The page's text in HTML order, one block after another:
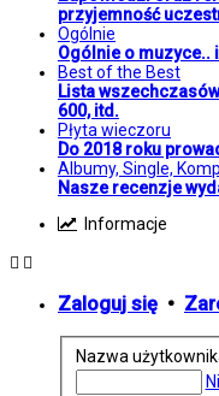
przyjemność
Ogólnie
Ogólnie o muzyce..
Best of the Best
Lista
600, itd.
Płyta wieczoru
Do 2018 roku
Albumy, Single,
Nasze recenzje
Informacje
Zaloguj się •
Nazwa